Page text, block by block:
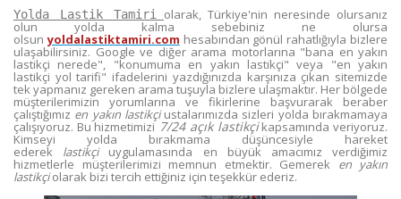
Yolda Lastik Tamiri olarak, Türkiye'nin neresinde olursanız
olun yolda kalma sebebiniz ne olursa
olsunyoldalastiktamiri.com hesabından gönül rahatlığıyla bizlere
ulaşabilirsiniz. Google ve diğer arama motorlarına "bana en yakın
lastikçi nerede", "konumuma en yakın lastikçi" veya "en yakın
lastikçi yol tarifi" ifadelerini yazdığınızda karşınıza çıkan sitemizde
tek yapmanız gereken arama tuşuyla bizlere ulaşmaktır. Her bölgede
müşterilerimizin yorumlarına ve fikirlerine başvurarak beraber
çalıştığımız en yakın lastikçiustalarımızda sizleri yolda bırakmamaya
çalışıyoruz. Bu hizmetimizi 7/24 açık lastikçikapsamında veriyoruz.
Kimseyi yolda bırakmama düşüncesiyle hareket
ederek lastikçi uygulamasında en büyük amacımız verdiğimiz
hizmetlerle müşterilerimizi memnun etmektir. Gemerek en yakın
lastikçiolarak bizi tercih ettiğiniz için teşekkür ederiz.